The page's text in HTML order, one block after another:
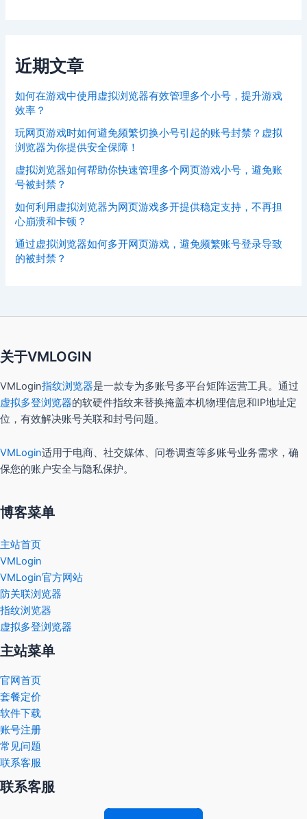
近期文章
如何在游戏中使用虚拟浏览器有效管理多个小号，提升游戏
效率？
玩网页游戏时如何避免频繁切换小号引起的账号封禁？虚拟
浏览器为你提供安全保障！
虚拟浏览器如何帮助你快速管理多个网页游戏小号，避免账
号被封禁？
如何利用虚拟浏览器为网页游戏多开提供稳定支持，不再担
心崩溃和卡顿？
通过虚拟浏览器如何多开网页游戏，避免频繁账号登录导致
的被封禁？
关于VMLOGIN
VMLogin指纹浏览器是一款专为多账号多平台矩阵运营工具。通过
虚拟多登浏览器的软硬件指纹来替换掩盖本机物理信息和IP地址定
位，有效解决账号关联和封号问题。
VMLogin适用于电商、社交媒体、问卷调查等多账号业务需求，确
保您的账户安全与隐私保护。
博客菜单
主站首页
VMLogin
VMLogin官方网站
防关联浏览器
指纹浏览器
虚拟多登浏览器
主站菜单
官网首页
套餐定价
软件下载
账号注册
常见问题
联系客服
联系客服